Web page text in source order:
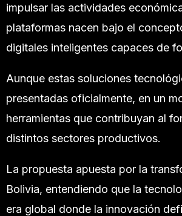
impulsar las actividades
plataformas nacen bajo el
digitales inteligentes capaces de
Aunque estas soluciones
presentadas oficialmente, en un
herramientas que contribuyan al
distintos sectores productivos.
La propuesta apuesta por la
Bolivia, entendiendo que la
era global donde la innovación